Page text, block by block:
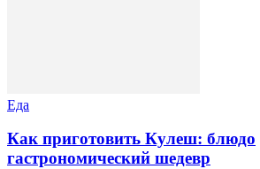
Еда
Как приготовить Кулеш: блюдо
гастрономический шедевр